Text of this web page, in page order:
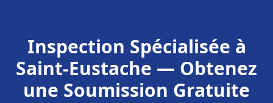
Inspection Spécialisée à
Saint-Eustache — Obtenez
une Soumission Gratuite